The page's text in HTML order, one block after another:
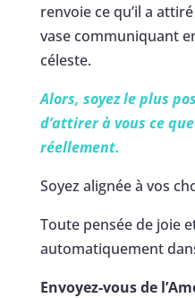
renvoie ce qu’il a
vase communiquant
céleste.
Alors, soyez le plus
d’attirer à vous ce
réellement.
Soyez alignée à vos
Toute pensée de joie
automatiquement
Envoyez-vous de